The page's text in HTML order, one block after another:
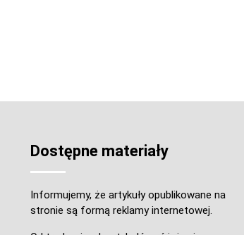
Dostępne materiały
Informujemy, że artykuły opublikowane na
stronie są formą reklamy internetowej.